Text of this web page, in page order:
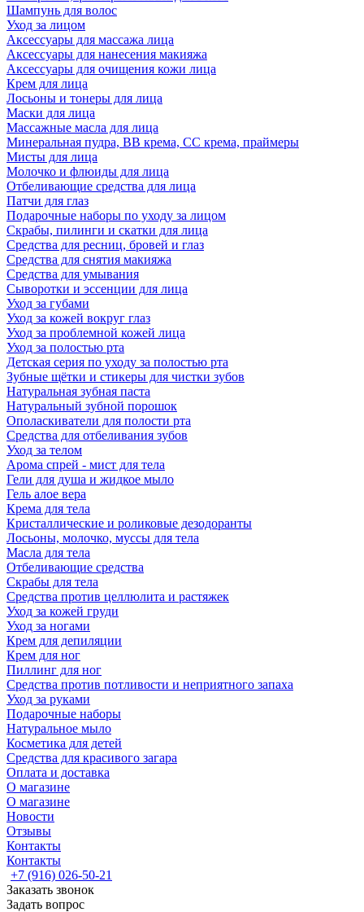
Шампунь для волос
Уход за лицом
Аксессуары для массажа лица
Аксессуары для нанесения макияжа
Аксессуары для очищения кожи лица
Крем для лица
Лосьоны и тонеры для лица
Маски для лица
Массажные масла для лица
Минеральная пудра, BB крема, СС крема, праймеры
Мисты для лица
Молочко и флюиды для лица
Отбеливающие средства для лица
Патчи для глаз
Подарочные наборы по уходу за лицом
Скрабы, пилинги и скатки для лица
Средства для ресниц, бровей и глаз
Средства для снятия макияжа
Средства для умывания
Сыворотки и эссенции для лица
Уход за губами
Уход за кожей вокруг глаз
Уход за проблемной кожей лица
Уход за полостью рта
Детская серия по уходу за полостью рта
Зубные щётки и стикеры для чистки зубов
Натуральная зубная паста
Натуральный зубной порошок
Ополаскиватели для полости рта
Средства для отбеливания зубов
Уход за телом
Арома спрей - мист для тела
Гели для душа и жидкое мыло
Гель алое вера
Крема для тела
Кристаллические и роликовые дезодоранты
Лосьоны, молочко, муссы для тела
Масла для тела
Отбеливающие средства
Скрабы для тела
Средства против целлюлита и растяжек
Уход за кожей груди
Уход за ногами
Крем для депиляции
Крем для ног
Пиллинг для ног
Средства против потливости и неприятного запаха
Уход за руками
Подарочные наборы
Натуральное мыло
Косметика для детей
Средства для красивого загара
Оплата и доставка
О магазине
О магазине
Новости
Отзывы
Контакты
Контакты
+7 (916) 026-50-21
Заказать звонок
Задать вопрос